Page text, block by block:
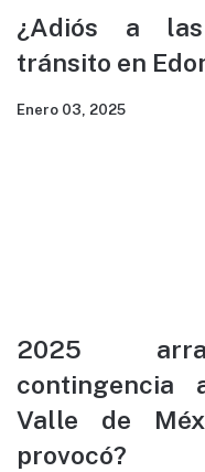
¿Adiós a
tránsito en
Enero 03, 2025
2025
contingencia
Valle de
provocó?